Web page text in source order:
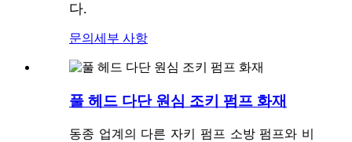
다.
문의 세부 사항
풀 헤드 다단 원심 조키 펌프 화재
동종 업계의 다른 자키 펌프 소방 펌프와 비